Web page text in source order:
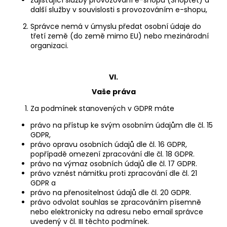
další služby v souvislosti s provozováním e-shopu,
Správce nemá v úmyslu předat osobní údaje do
třetí země (do země mimo EU) nebo mezinárodní
organizaci.
VI.
Vaše práva
Za podmínek stanovených v GDPR máte
právo na přístup ke svým osobním údajům dle čl. 15
GDPR,
právo opravu osobních údajů dle čl. 16 GDPR,
popřípadě omezení zpracování dle čl. 18 GDPR.
právo na výmaz osobních údajů dle čl. 17 GDPR.
právo vznést námitku proti zpracování dle čl. 21
GDPR a
právo na přenositelnost údajů dle čl. 20 GDPR.
právo odvolat souhlas se zpracováním písemně
nebo elektronicky na adresu nebo email správce
uvedený v čl. III těchto podmínek.